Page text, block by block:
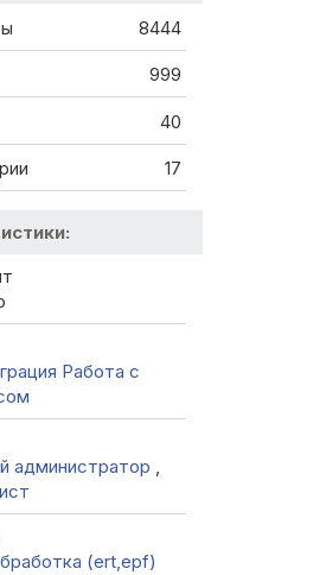
8444
999
40
17
Работа с
администратор ,
(ert,epf)